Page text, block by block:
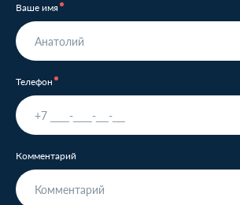
Ваше имя
Телефон
Комментарий